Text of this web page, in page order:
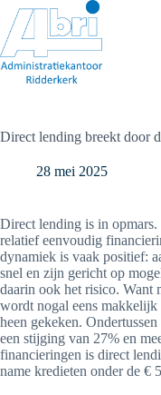
naar
de
inhoud
Direct lending breekt door
28 mei 2025
Direct lending is in opmars.
relatief eenvoudig
dynamiek is vaak positief:
snel en zijn gericht op
daarin ook het risico. Want
wordt nogal eens makkelijk
heen gekeken.
een stijging van 27% en
financieringen is direct
name kredieten onder de €